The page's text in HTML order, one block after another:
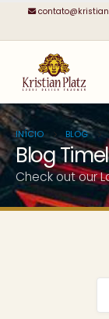
INÍCIO BLOG
Blog
Check out our